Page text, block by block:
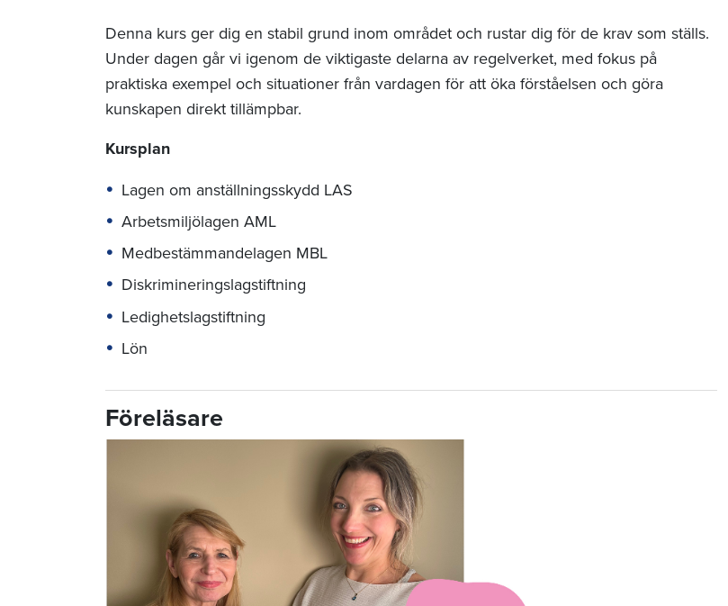
Denna kurs ger dig en stabil grund inom området och rustar dig för de krav som ställs.
Under dagen går vi igenom de viktigaste delarna av regelverket, med fokus på
praktiska exempel och situationer från vardagen för att öka förståelsen och göra
kunskapen direkt tillämpbar.
Kursplan
Lagen om anställningsskydd LAS
Arbetsmiljölagen AML
Medbestämmandelagen MBL
Diskrimineringslagstiftning
Ledighetslagstiftning
Lön
Föreläsare